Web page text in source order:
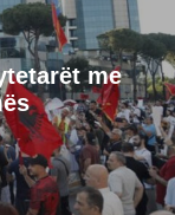
me